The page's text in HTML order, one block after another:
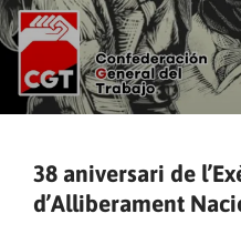
38 aniversari de
d’Alliberament